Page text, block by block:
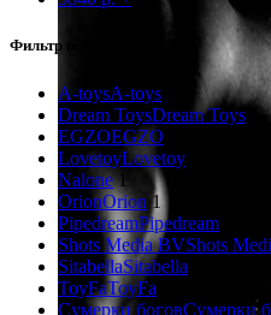
Фильтр по бренду
A-toysA-toys
Dream ToysDream Toys
EGZOEGZO
LovetoyLovetoy
Nalone 1
OrionOrion 1
PipedreamPipedream
Shots Media BVShots
SitabellaSitabella
ToyFaToyFa
Сумерки боговСумерки